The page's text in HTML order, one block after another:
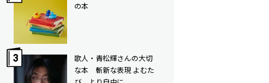
の本
歌人・青松輝さんの大切
な本 斬新な表現 よむた